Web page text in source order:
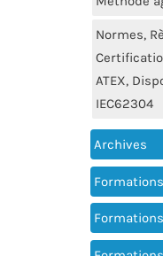
Normes,
ATEX,
IEC62304
Archives